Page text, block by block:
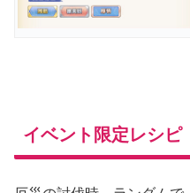
イベント限定レシピ